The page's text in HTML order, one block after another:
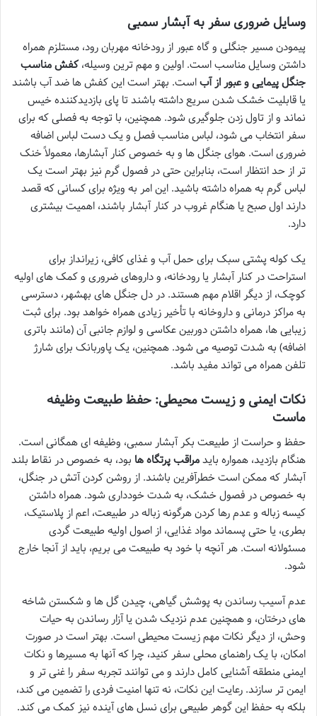
وسایل ضروری سفر به آبشار سمبی
پیمودن مسیر جنگلی و گاه عبور از رودخانه مهربان رود، مستلزم همراه
داشتن وسایل مناسب است. اولین و مهم ترین وسیله، کفش مناسب
جنگل پیمایی و عبور از آباست. بهتر است این کفش ها ضد آب باشند
یا قابلیت خشک شدن سریع داشته باشند تا پای بازدیدکننده خیس
نماند و از تاول زدن جلوگیری شود. همچنین، با توجه به فصلی که برای
سفر انتخاب می شود، لباس مناسب فصل و یک دست لباس اضافه
ضروری است. هوای جنگل ها و به خصوص کنار آبشارها، معمولاً خنک
تر از حد انتظار است، بنابراین حتی در فصول گرم نیز بهتر است یک
لباس گرم به همراه داشته باشید. این امر به ویژه برای کسانی که قصد
دارند اول صبح یا هنگام غروب در کنار آبشار باشند، اهمیت بیشتری
دارد.
یک کوله پشتی سبک برای حمل آب و غذای کافی، زیرانداز برای
استراحت در کنار آبشار یا رودخانه، و داروهای ضروری و کمک های اولیه
کوچک، از دیگر اقلام مهم هستند. در دل جنگل های بهشهر، دسترسی
به مراکز درمانی و داروخانه با تأخیر زیادی همراه خواهد بود. برای ثبت
زیبایی ها، همراه داشتن دوربین عکاسی و لوازم جانبی آن (مانند باتری
اضافه) به شدت توصیه می شود. همچنین، یک پاوربانک برای شارژ
تلفن همراه می تواند مفید باشد.
نکات ایمنی و زیست محیطی: حفظ طبیعت وظیفه
ماست
حفظ و حراست از طبیعت بکر آبشار سمبی، وظیفه ای همگانی است.
هنگام بازدید، همواره بایدمراقب پرتگاه ها بود، به خصوص در نقاط بلند
آبشار که ممکن است خطرآفرین باشند. از روشن کردن آتش در جنگل،
به خصوص در فصول خشک، به شدت خودداری شود. همراه داشتن
کیسه زباله و عدم رها کردن هرگونه زباله در طبیعت، اعم از پلاستیک،
بطری، یا حتی پسماند مواد غذایی، از اصول اولیه طبیعت گردی
مسئولانه است. هر آنچه با خود به طبیعت می بریم، باید از آنجا خارج
شود.
عدم آسیب رساندن به پوشش گیاهی، چیدن گل ها و شکستن شاخه
های درختان، و همچنین عدم نزدیک شدن یا آزار رساندن به حیات
وحش، از دیگر نکات مهم زیست محیطی است. بهتر است در صورت
امکان، با یک راهنمای محلی سفر کنید، چرا که آنها به مسیرها و نکات
ایمنی منطقه آشنایی کامل دارند و می توانند تجربه سفر را غنی تر و
ایمن تر سازند. رعایت این نکات، نه تنها امنیت فردی را تضمین می کند،
بلکه به حفظ این گوهر طبیعی برای نسل های آینده نیز کمک می کند.